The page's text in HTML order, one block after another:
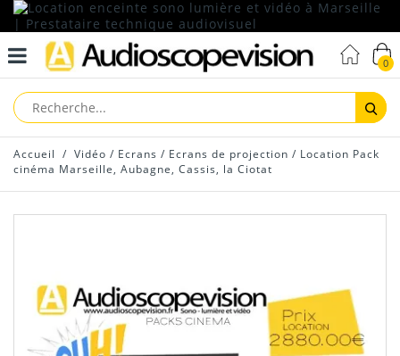
0
Accueil / Vidéo / Ecrans / Ecrans de projection / Location Pack
cinéma Marseille, Aubagne, Cassis, la Ciotat